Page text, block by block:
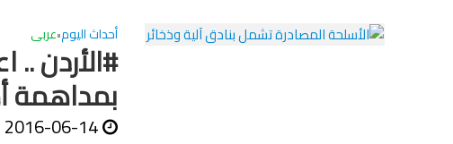
أحداث اليوم•عربى
بمداهمة
2016-06-14